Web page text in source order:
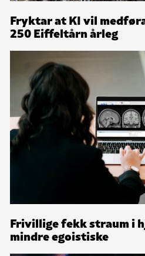
Fryktar at KI vil
250 Eiffeltårn årleg
Frivillige fekk straum i
mindre egoistiske